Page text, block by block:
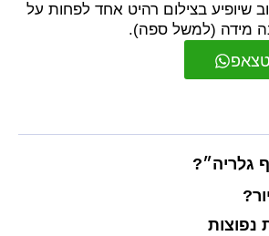
שיופיע בצילום רהיט אחד לפחות על
מידה (למשל ספה).
גלריה״?
נפוצות